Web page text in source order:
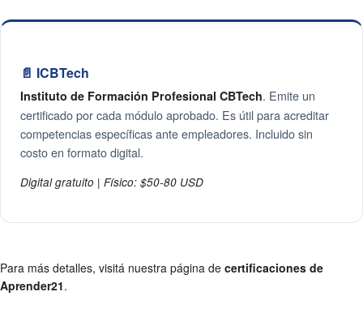
📄 ICBTech
Instituto de Formación Profesional CBTech. Emite un
certificado por cada módulo aprobado. Es útil para acreditar
competencias específicas ante empleadores. Incluido sin
costo en formato digital.
Digital gratuito | Físico: $50-80 USD
Para más detalles, visitá nuestra página de certificaciones de
Aprender21.